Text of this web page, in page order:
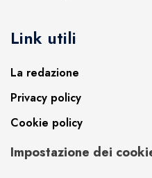
Link utili
La redazione
Privacy policy
Cookie policy
Impostazione dei